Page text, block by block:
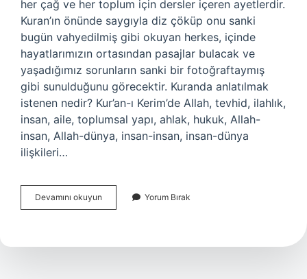
her çağ ve her toplum için dersler içeren ayetlerdir.
Kuran’ın önünde saygıyla diz çöküp onu sanki
bugün vahyedilmiş gibi okuyan herkes, içinde
hayatlarımızın ortasından pasajlar bulacak ve
yaşadığımız sorunların sanki bir fotoğraftaymış
gibi sunulduğunu görecektir. Kuranda anlatılmak
istenen nedir? Kur’an-ı Kerim’de Allah, tevhid, ilahlık,
insan, aile, toplumsal yapı, ahlak, hukuk, Allah-
insan, Allah-dünya, insan-insan, insan-dünya
ilişkileri…
Devamını okuyun
Kerimdeki
Ifade
Yorum Bırak